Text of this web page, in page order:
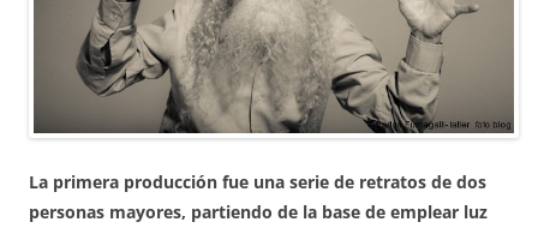
La primera producción fue una serie de retratos de dos
personas mayores, partiendo de la base de emplear luz